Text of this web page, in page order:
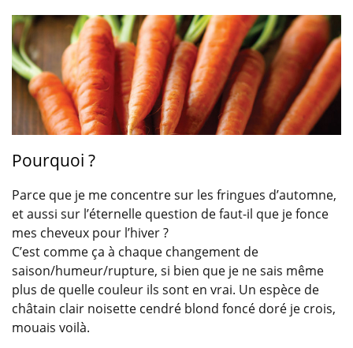
Pourquoi ?
Parce que je me concentre sur les fringues d’automne,
et aussi sur l’éternelle question de faut-il que je fonce
mes cheveux pour l’hiver ?
C’est comme ça à chaque changement de
saison/humeur/rupture, si bien que je ne sais même
plus de quelle couleur ils sont en vrai. Un espèce de
châtain clair noisette cendré blond foncé doré je crois,
mouais voilà.